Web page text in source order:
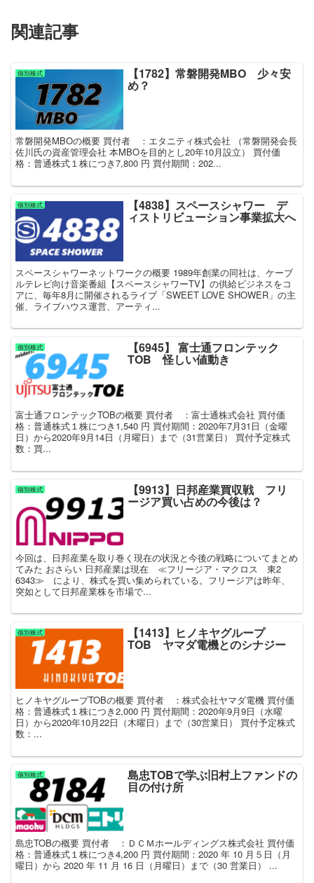
関連記事
個別株式 【1782】常磐開発MBO 少々安
め？
常磐開発MBOの概要 買付者 ：エタニティ株式会社 （常磐開発会長
佐川氏の資産管理会社 本MBOを目的とし20年10月設立） 買付価
格：普通株式１株につき7,800 円 買付期間：202...
個別株式 【4838】スペースシャワー デ
ィストリビューション事業拡大へ
スペースシャワーネットワークの概要 1989年創業の同社は、ケーブ
ルテレビ向け音楽番組【スペースシャワーTV】の供給ビジネスをコ
アに、毎年8月に開催されるライブ「SWEET LOVE SHOWER」の主
催、ライブハウス運営、アーティ...
個別株式 【6945】 富士通フロンテック
TOB 怪しい値動き
富士通フロンテックTOBの概要 買付者 ：富士通株式会社 買付価
格：普通株式１株につき1,540 円 買付期間：2020年7月31日（金曜
日）から2020年9月14日（月曜日）まで（31営業日） 買付予定株式
数：買...
個別株式 【9913】日邦産業買収戦 フリ
ージア買い占めの今後は？
今回は、日邦産業を取り巻く現在の状況と今後の戦略についてまとめ
てみた おさらい 日邦産業は現在 ≪フリージア・マクロス 東2
6343≫ により、株式を買い集められている。フリージアは昨年、
突如として日邦産業株を市場で...
個別株式 【1413】ヒノキヤグループ
TOB ヤマダ電機とのシナジー
ヒノキヤグループTOBの概要 買付者 ：株式会社ヤマダ電機 買付価
格：普通株式１株につき2,000 円 買付期間：2020年9月9日（水曜
日）から2020年10月22日（木曜日）まで（30営業日） 買付予定株式
数：...
個別株式 島忠TOBで学ぶ旧村上ファンドの
目の付け所
島忠TOBの概要 買付者 ：ＤＣＭホールディングス株式会社 買付価
格：普通株式１株につき4,200 円 買付期間：2020 年 10 月５日（月
曜日）から 2020 年 11 月 16 日（月曜日）まで（30 営業日） ...